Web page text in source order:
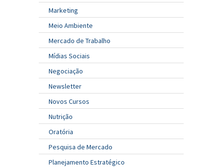
Marketing
Meio Ambiente
Mercado de Trabalho
Mídias Sociais
Negociação
Newsletter
Novos Cursos
Nutrição
Oratória
Pesquisa de Mercado
Planejamento Estratégico